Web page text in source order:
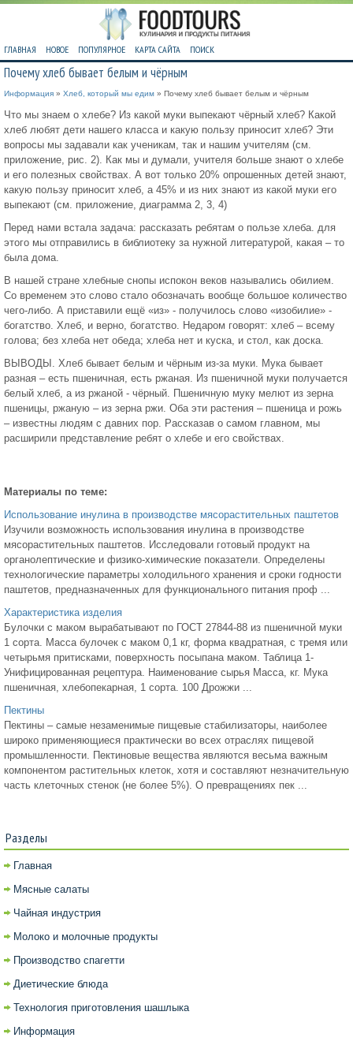
ГЛАВНАЯ НОВОЕ ПОПУЛЯРНОЕ КАРТА САЙТА ПОИСК
Почему хлеб бывает белым и чёрным
Информация » Хлеб, который мы едим » Почему хлеб бывает белым и чёрным
Что мы знаем о хлебе? Из какой муки выпекают чёрный хлеб? Какой
хлеб любят дети нашего класса и какую пользу приносит хлеб? Эти
вопросы мы задавали как ученикам, так и нашим учителям (см.
приложение, рис. 2). Как мы и думали, учителя больше знают о хлебе
и его полезных свойствах. А вот только 20% опрошенных детей знают,
какую пользу приносит хлеб, а 45% и из них знают из какой муки его
выпекают (см. приложение, диаграмма 2, 3, 4)
Перед нами встала задача: рассказать ребятам о пользе хлеба. для
этого мы отправились в библиотеку за нужной литературой, какая – то
была дома.
В нашей стране хлебные снопы испокон веков назывались обилием.
Со временем это слово стало обозначать вообще большое количество
чего-либо. А приставили ещё «из» - получилось слово «изобилие» -
богатство. Хлеб, и верно, богатство. Недаром говорят: хлеб – всему
голова; без хлеба нет обеда; хлеба нет и куска, и стол, как доска.
ВЫВОДЫ. Хлеб бывает белым и чёрным из-за муки. Мука бывает
разная – есть пшеничная, есть ржаная. Из пшеничной муки получается
белый хлеб, а из ржаной - чёрный. Пшеничную муку мелют из зерна
пшеницы, ржаную – из зерна ржи. Оба эти растения – пшеница и рожь
– известны людям с давних пор. Рассказав о самом главном, мы
расширили представление ребят о хлебе и его свойствах.
Материалы по теме:
Использование инулина в производстве мясорастительных паштетов
Изучили возможность использования инулина в производстве
мясорастительных паштетов. Исследовали готовый продукт на
органолептические и физико-химические показатели. Определены
технологические параметры холодильного хранения и сроки годности
паштетов, предназначенных для функционального питания проф ...
Характеристика изделия
Булочки с маком вырабатывают по ГОСТ 27844-88 из пшеничной муки
1 сорта. Масса булочек с маком 0,1 кг, форма квадратная, с тремя или
четырьмя притисками, поверхность посыпана маком. Таблица 1-
Унифицированная рецептура. Наименование сырья Масса, кг. Мука
пшеничная, хлебопекарная, 1 сорта. 100 Дрожжи ...
Пектины
Пектины – самые незаменимые пищевые стабилизаторы, наиболее
широко применяющиеся практически во всех отраслях пищевой
промышленности. Пектиновые вещества являются весьма важным
компонентом растительных клеток, хотя и составляют незначительную
часть клеточных стенок (не более 5%). О превращениях пек ...
Разделы
Главная
Мясные салаты
Чайная индустрия
Молоко и молочные продукты
Производство спагетти
Диетические блюда
Технология приготовления шашлыка
Информация